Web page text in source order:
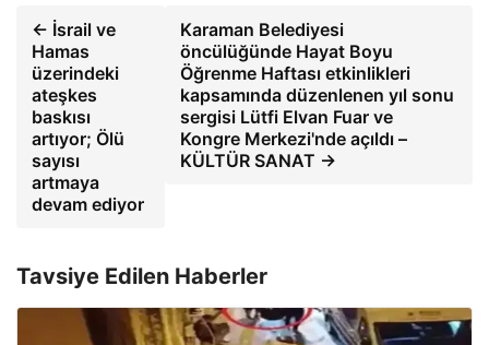
← İsrail ve
Hamas
üzerindeki
ateşkes
baskısı
artıyor; Ölü
sayısı
artmaya
devam ediyor
Karaman Belediyesi
öncülüğünde Hayat Boyu
Öğrenme Haftası etkinlikleri
kapsamında düzenlenen yıl sonu
sergisi Lütfi Elvan Fuar ve
Kongre Merkezi'nde açıldı –
KÜLTÜR SANAT →
Tavsiye Edilen Haberler